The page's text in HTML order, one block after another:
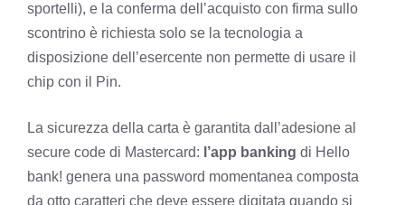
sportelli), e la conferma dell’acquisto con firma sullo
scontrino è richiesta solo se la tecnologia a
disposizione dell’esercente non permette di usare il
chip con il Pin.
La sicurezza della carta è garantita dall’adesione al
secure code di Mastercard: l’app banking di Hello
bank! genera una password momentanea composta
da otto caratteri che deve essere digitata quando si